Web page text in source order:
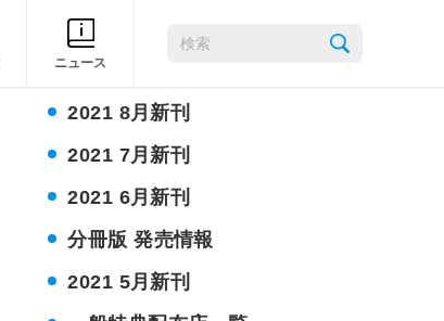
ニュース
2021 10月新刊
2021 9月新刊
2021 8月新刊
2021 7月新刊
2021 6月新刊
分冊版 発売情報
2021 5月新刊